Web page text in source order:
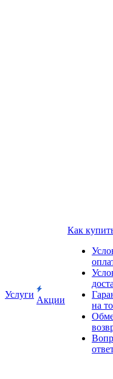
Услуги
Акции
Как
на